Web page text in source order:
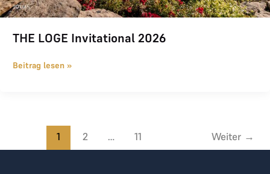
THE LOGE Invitational 2026
Beitrag lesen »
1 2 … 11 Weiter →